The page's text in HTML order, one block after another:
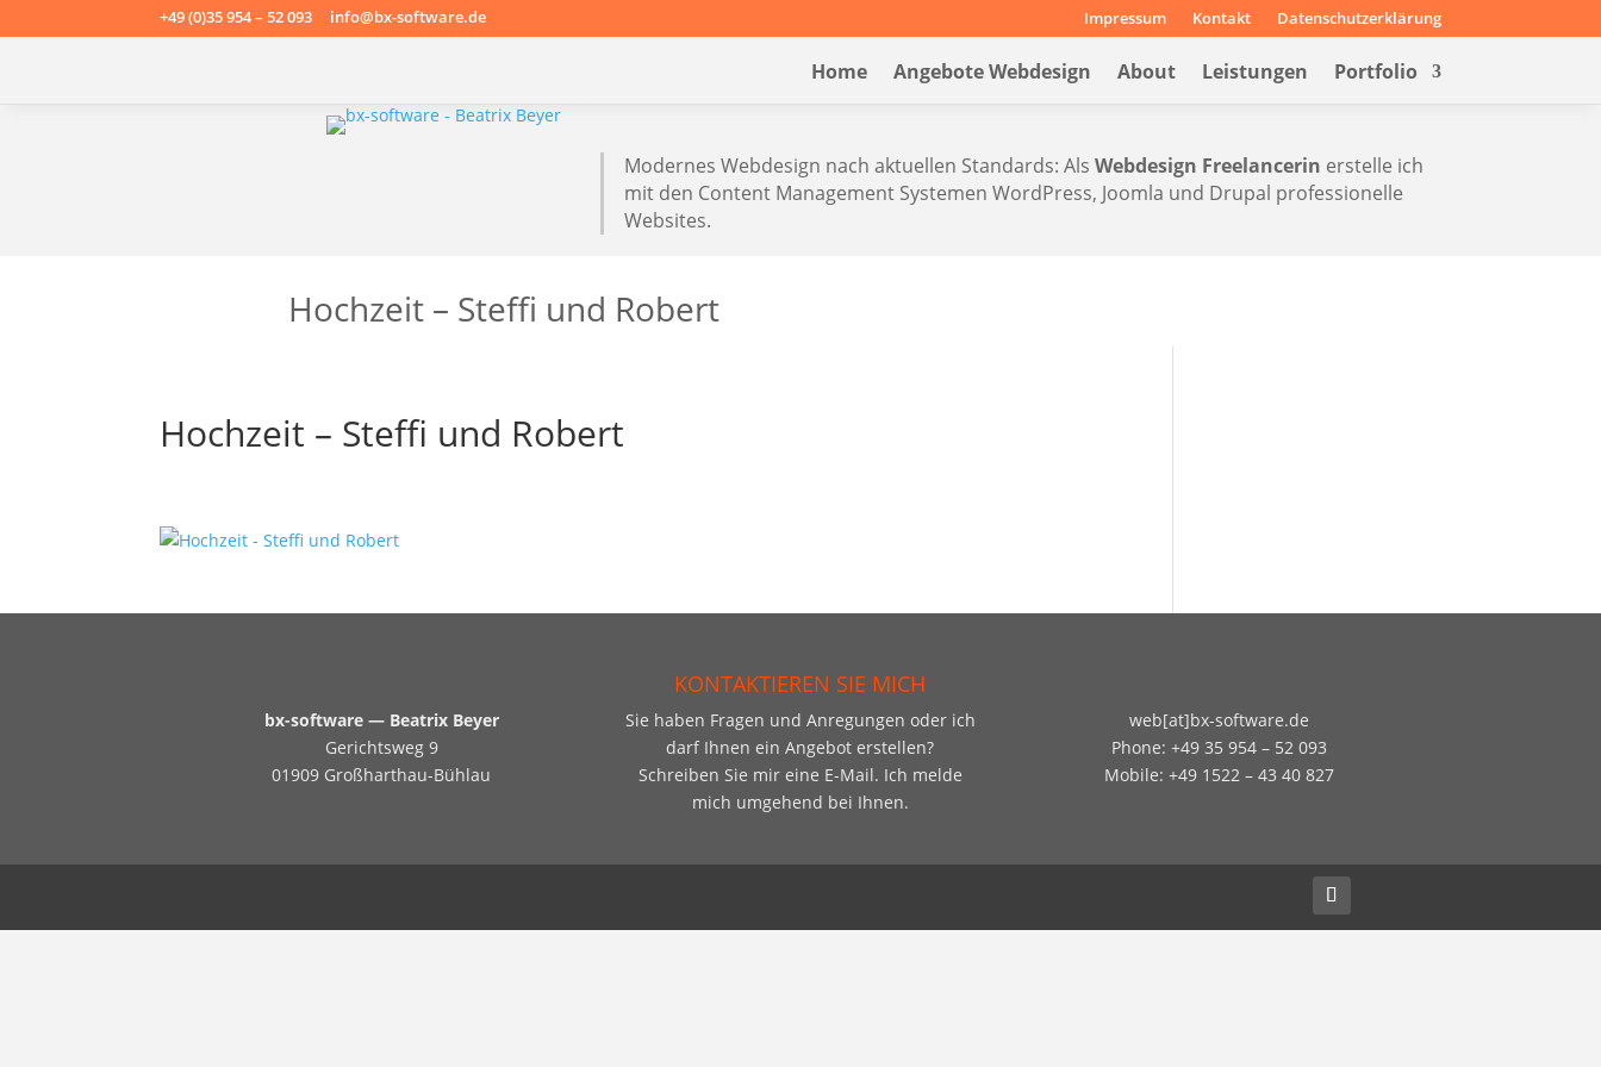
+49 (0)35 954 – 52 093 info@bx-software.de Impressum Kontakt Datenschutzerklärung
Home Angebote Webdesign About Leistungen Portfolio
Modernes Webdesign nach aktuellen Standards: Als Webdesign Freelancerin erstelle ich
mit den Content Management Systemen WordPress, Joomla und Drupal professionelle
Websites.
Hochzeit – Steffi und Robert
Hochzeit – Steffi und Robert
bx-software — Beatrix Beyer
Gerichtsweg 9
01909 Großharthau-Bühlau
KONTAKTIEREN SIE MICH
Sie haben Fragen und Anregungen oder ich
darf Ihnen ein Angebot erstellen?
Schreiben Sie mir eine E-Mail. Ich melde
mich umgehend bei Ihnen.
web[at]bx-software.de
Phone: +49 35 954 – 52 093
Mobile: +49 1522 – 43 40 827